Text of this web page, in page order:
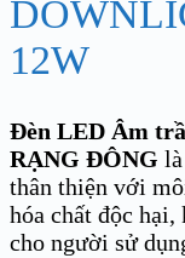
12W
Đèn LED Âm
RẠNG ĐÔNG
thân thiện với
hóa chất độc
cho người sử